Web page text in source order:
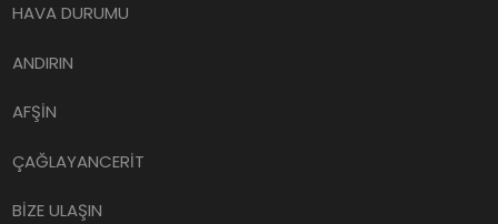
HAVA DURUMU
ANDIRIN
AFŞİN
ÇAĞLAYANCERİT
BİZE ULAŞIN